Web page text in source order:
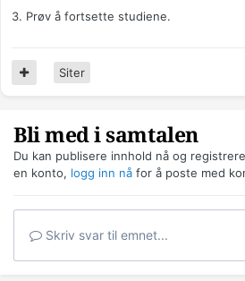
3. Prøv å fortsette studiene.
Siter
Bli med i samtalen
Du kan publisere innhold nå og
en konto, logg inn nå for å poste med
Skriv svar til emnet...